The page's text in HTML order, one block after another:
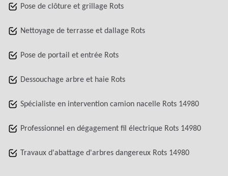
Pose de clôture et grillage Rots
Nettoyage de terrasse et dallage Rots
Pose de portail et entrée Rots
Dessouchage arbre et haie Rots
Spécialiste en intervention camion nacelle Rots 14980
Professionnel en dégagement fil électrique Rots 14980
Travaux d'abattage d'arbres dangereux Rots 14980